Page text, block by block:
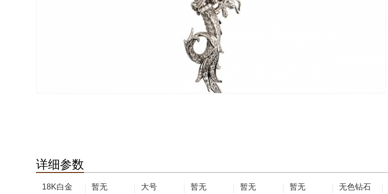
详细参数
18K白金 暂无 大号 暂无 暂无 暂无 无色钻石